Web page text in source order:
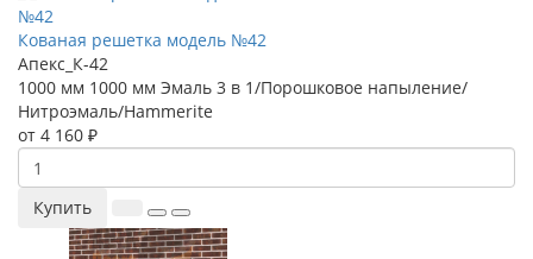
Кованая решетка модель №42
Апекс_К-42
1000 мм 1000 мм Эмаль 3 в 1/Порошковое напыление/
Нитроэмаль/Hammerite
от 4 160 ₽
Купить